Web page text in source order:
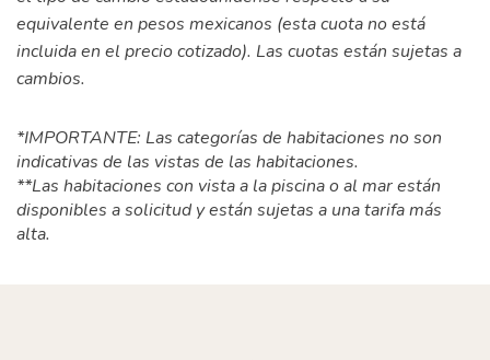
equivalente en pesos mexicanos (esta cuota no está
incluida en el precio cotizado). Las cuotas están sujetas a
cambios.
*IMPORTANTE: Las categorías de habitaciones no son
indicativas de las vistas de las habitaciones.
**Las habitaciones con vista a la piscina o al mar están
disponibles a solicitud y están sujetas a una tarifa más
alta.